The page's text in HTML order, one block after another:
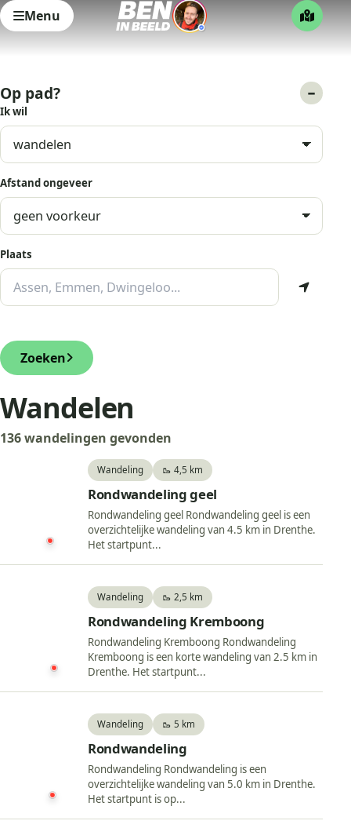
Menu
Op pad?
Ik wil
Afstand ongeveer
Plaats
Zoeken
Wandelen
136 wandelingen gevonden
Wandeling 🥾 4,5 km
Rondwandeling geel
Rondwandeling geel Rondwandeling geel is een
overzichtelijke wandeling van 4.5 km in Drenthe.
Het startpunt...
Wandeling 🥾 2,5 km
Rondwandeling Kremboong
Rondwandeling Kremboong Rondwandeling
Kremboong is een korte wandeling van 2.5 km in
Drenthe. Het startpunt...
Wandeling 🥾 5 km
Rondwandeling
Rondwandeling Rondwandeling is een
overzichtelijke wandeling van 5.0 km in Drenthe.
Het startpunt is op...